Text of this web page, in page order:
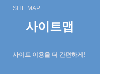
사이트맵
SITE MAP
사이트 이용을 더 간편하게!